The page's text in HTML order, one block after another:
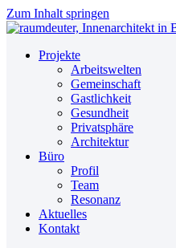
Zum Inhalt springen
Projekte
Arbeitswelten
Gemeinschaft
Gastlichkeit
Gesundheit
Privatsphäre
Architektur
Büro
Profil
Team
Resonanz
Aktuelles
Kontakt